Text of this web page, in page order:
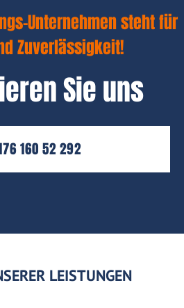
Unternehmen steht für
Zuverlässigkeit!
Sie uns
160 52 292
LEISTUNGEN